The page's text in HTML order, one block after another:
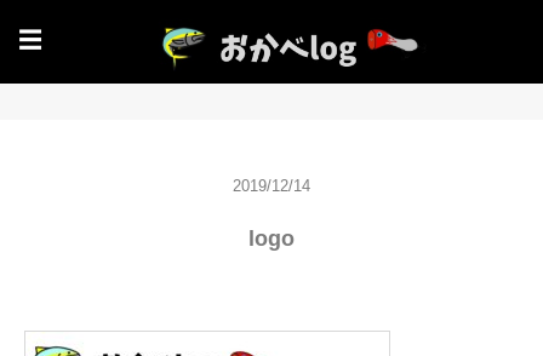
☰
2019/12/14
logo